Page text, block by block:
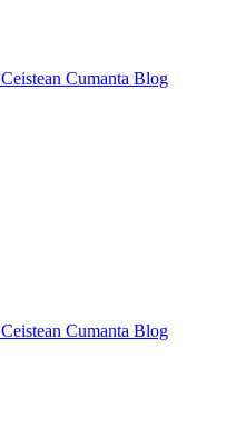
Ceistean Cumanta Blog
Ceistean Cumanta Blog